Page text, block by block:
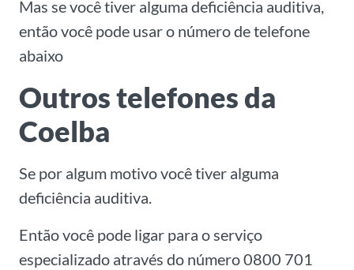
Mas se você tiver alguma deficiência auditiva,
então você pode usar o número de telefone
abaixo
Outros telefones da
Coelba
Se por algum motivo você tiver alguma
deficiência auditiva.
Então você pode ligar para o serviço
especializado através do número 0800 701